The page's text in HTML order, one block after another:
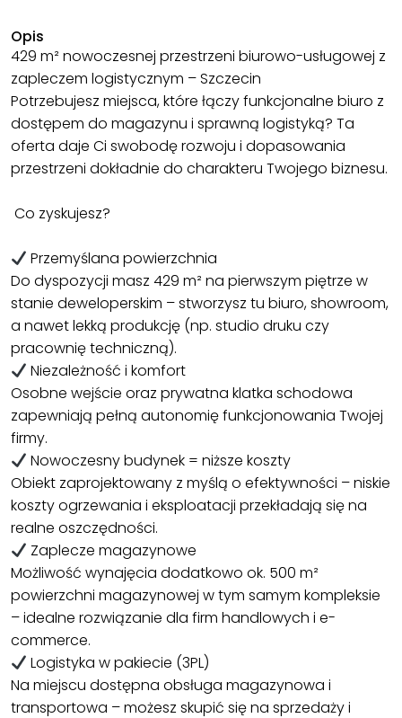
Opis
429 m² nowoczesnej przestrzeni biurowo-usługowej z
zapleczem logistycznym – Szczecin
Potrzebujesz miejsca, które łączy funkcjonalne biuro z
dostępem do magazynu i sprawną logistyką? Ta
oferta daje Ci swobodę rozwoju i dopasowania
przestrzeni dokładnie do charakteru Twojego biznesu.
Co zyskujesz?
Przemyślana powierzchnia
Do dyspozycji masz 429 m² na pierwszym piętrze w
stanie deweloperskim – stworzysz tu biuro, showroom,
a nawet lekką produkcję (np. studio druku czy
pracownię techniczną).
Niezależność i komfort
Osobne wejście oraz prywatna klatka schodowa
zapewniają pełną autonomię funkcjonowania Twojej
firmy.
Nowoczesny budynek = niższe koszty
Obiekt zaprojektowany z myślą o efektywności – niskie
koszty ogrzewania i eksploatacji przekładają się na
realne oszczędności.
Zaplecze magazynowe
Możliwość wynajęcia dodatkowo ok. 500 m²
powierzchni magazynowej w tym samym kompleksie
– idealne rozwiązanie dla firm handlowych i e-
commerce.
Logistyka w pakiecie (3PL)
Na miejscu dostępna obsługa magazynowa i
transportowa – możesz skupić się na sprzedaży i